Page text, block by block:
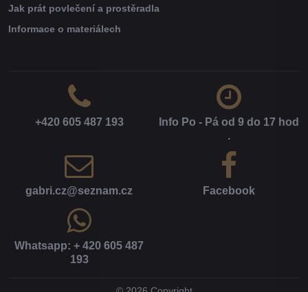
Jak prát povlečení a prostěradla
Informace o materiálech
+420 605 487 193
Info Po - Pá od 9 do 17 hod​
.
gabri​.cz​@seznam​.cz Facebook
Whatsapp: + 420 605 487
193